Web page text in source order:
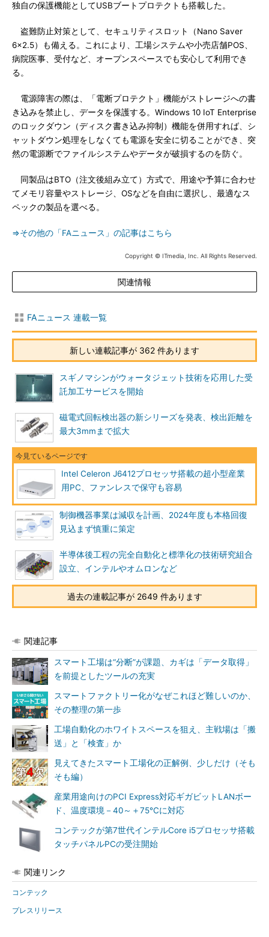
独自の保護機能としてUSBブートプロテクトも搭載した。
盗難防止対策として、セキュリティスロット（Nano Saver
6×2.5）も備える。これにより、工場システムや小売店舗POS、
病院医事、受付など、オープンスペースでも安心して利用でき
る。
電源障害の際は、「電断プロテクト」機能がストレージへの書
き込みを禁止し、データを保護する。Windows 10 IoT Enterprise
のロックダウン（ディスク書き込み抑制）機能を併用すれば、シ
ャットダウン処理をしなくても電源を安全に切ることができ、突
然の電源断でファイルシステムやデータが破損するのを防ぐ。
同製品はBTO（注文後組み立て）方式で、用途や予算に合わせ
てメモリ容量やストレージ、OSなどを自由に選択し、最適なス
ペックの製品を選べる。
⇒その他の「FAニュース」の記事はこちら
Copyright © ITmedia, Inc. All Rights Reserved.
関連情報
FAニュース 連載一覧
新しい連載記事が 362 件あります
スギノマシンがウォータジェット技術を応用した受
託加工サービスを開始
磁電式回転検出器の新シリーズを発表、検出距離を
最大3mmまで拡大
Intel Celeron J6412プロセッサ搭載の超小型産業
用PC、ファンレスで保守も容易
制御機器事業は減収を計画、2024年度も本格回復
見込まず慎重に策定
半導体後工程の完全自動化と標準化の技術研究組合
設立、インテルやオムロンなど
過去の連載記事が 2649 件あります
関連記事
スマート工場は“分断”が課題、カギは「データ取得」
を前提としたツールの充実
スマートファクトリー化がなぜこれほど難しいのか、
その整理の第一歩
工場自動化のホワイトスペースを狙え、主戦場は「搬
送」と「検査」か
見えてきたスマート工場化の正解例、少しだけ（そも
そも編）
産業用途向けのPCI Express対応ギガビットLANボー
ド、温度環境－40～＋75℃に対応
コンテックが第7世代インテルCore i5プロセッサ搭載
タッチパネルPCの受注開始
関連リンク
コンテック
プレスリリース